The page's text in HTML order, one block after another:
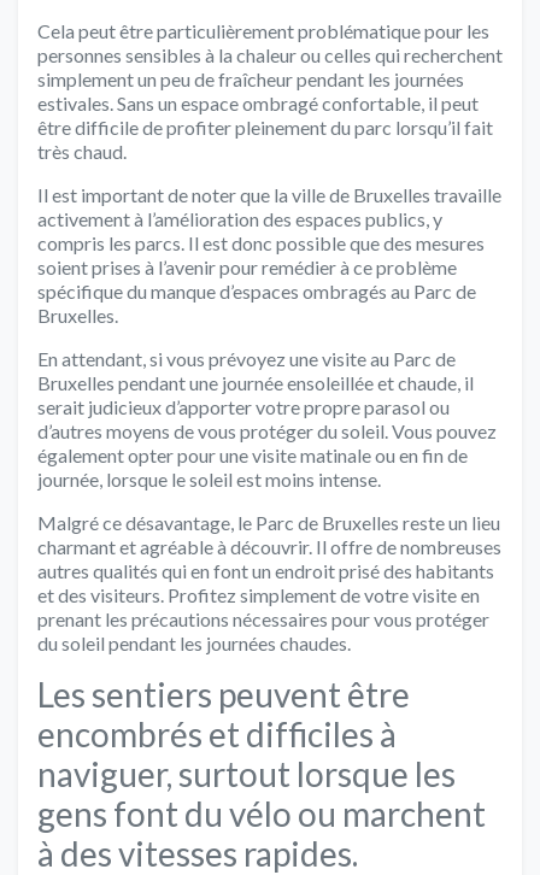
Cela peut être particulièrement problématique pour les
personnes sensibles à la chaleur ou celles qui recherchent
simplement un peu de fraîcheur pendant les journées
estivales. Sans un espace ombragé confortable, il peut
être difficile de profiter pleinement du parc lorsqu’il fait
très chaud.
Il est important de noter que la ville de Bruxelles travaille
activement à l’amélioration des espaces publics, y
compris les parcs. Il est donc possible que des mesures
soient prises à l’avenir pour remédier à ce problème
spécifique du manque d’espaces ombragés au Parc de
Bruxelles.
En attendant, si vous prévoyez une visite au Parc de
Bruxelles pendant une journée ensoleillée et chaude, il
serait judicieux d’apporter votre propre parasol ou
d’autres moyens de vous protéger du soleil. Vous pouvez
également opter pour une visite matinale ou en fin de
journée, lorsque le soleil est moins intense.
Malgré ce désavantage, le Parc de Bruxelles reste un lieu
charmant et agréable à découvrir. Il offre de nombreuses
autres qualités qui en font un endroit prisé des habitants
et des visiteurs. Profitez simplement de votre visite en
prenant les précautions nécessaires pour vous protéger
du soleil pendant les journées chaudes.
Les sentiers peuvent être
encombrés et difficiles à
naviguer, surtout lorsque les
gens font du vélo ou marchent
à des vitesses rapides.